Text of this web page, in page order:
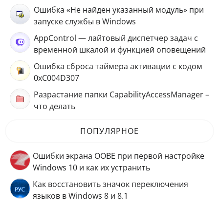
Ошибка «Не найден указанный модуль» при
запуске службы в Windows
AppControl — лайтовый диспетчер задач с
временной шкалой и функцией оповещений
Ошибка сброса таймера активации с кодом
0xC004D307
Разрастание папки CapabilityAccessManager –
что делать
ПОПУЛЯРНОЕ
Ошибки экрана OOBE при первой настройке
Windows 10 и как их устранить
Как восстановить значок переключения
языков в Windows 8 и 8.1